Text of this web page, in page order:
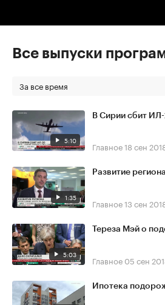
Все выпуски
За все время
5:10
В Сирии сбит
Главное18 сен
1:35
Развитие региона
Главное13 сен
5:03
Тереза Мэй о
Главное 05 сен
Ипотека